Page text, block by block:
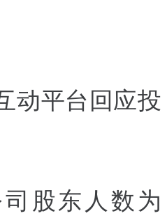
动平台回应投
股东人数为